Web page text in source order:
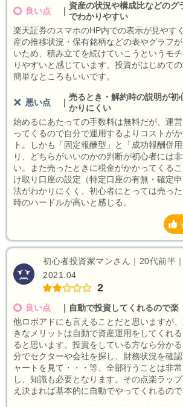
良い点
資産の状況や構成比などのグ
でわかりやすい
楽天証券のスマホのHP内での表示が見やす
産の推移状況・保有銘柄などの表やグラフ
いため、積み立てを続けていこうというモ
りやすいと感じています。投資がはじめて
簡単なところもいいです。
悪い点
売るとき・解約時の説明が初
かりにくい
始めるにあたっての手数料は無料だが、運
ってくるので自分で運用するよりコストが
ト。しかも「固定報酬型」と「成功報酬併
り、どちらがいいのかの判断が初心者には
い。また売ったときに税金がかかってくる
け取り口座の設定（特定口座の有無・確定
法がわかりにくく、初心者にとっては売っ
時のハードルが高いと感じる。
初心者投資家マンさん｜20代前半
2021.04
2
良い点
自動で投資してくれるので楽
他ロボアドにも言えることだと思いますが
きなメリットは自動で資産運用をしてくれ
ると思います。投資をしている方なら分か
分でセクターや会社を探し、財務状況を確
ャートを見て・・・等、全部行うことは非
し、知識も必要となります。その点楽ラッ
え決まれば基本的に自動でやってくれるので